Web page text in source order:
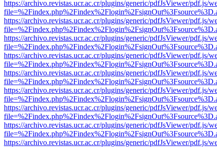
https://archivo.revistas.ucr.ac.cr/plugins/generic/pdfJsViewer/pdf.js/
https://archivo.revistas.ucr.ac.cr/plugins/generic/pdfJsViewer/pdf.js/
https://archivo.revistas.ucr.ac.cr/plugins/generic/pdfJsViewer/pdf.js/
https://archivo.revistas.ucr.ac.cr/plugins/generic/pdfJsViewer/pdf.js/
https://archivo.revistas.ucr.ac.cr/plugins/generic/pdfJsViewer/pdf.js/
https://archivo.revistas.ucr.ac.cr/plugins/generic/pdfJsViewer/pdf.js/
https://archivo.revistas.ucr.ac.cr/plugins/generic/pdfJsViewer/pdf.js/
https://archivo.revistas.ucr.ac.cr/plugins/generic/pdfJsViewer/pdf.js/
https://archivo.revistas.ucr.ac.cr/plugins/generic/pdfJsViewer/pdf.js/